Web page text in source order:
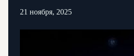
21 ноября, 2025